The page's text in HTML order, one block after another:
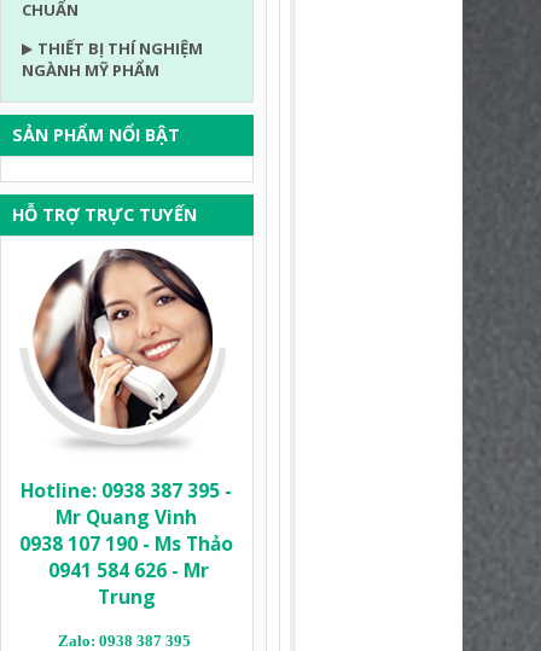
CHUẨN
THIẾT BỊ THÍ NGHIỆM
NGÀNH MỸ PHẨM
SẢN PHẨM NỔI BẬT
HỖ TRỢ TRỰC TUYẾN
Hotline: 0938 387 395 -
Mr Quang Vinh
0938 107 190 - Ms Thảo
0941 584 626 - Mr
Trung
Zalo: 0938 387 395